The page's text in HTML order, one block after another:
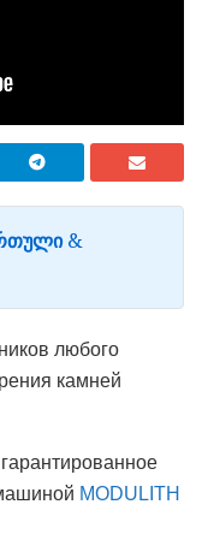
&
любого
камней
MODULITH